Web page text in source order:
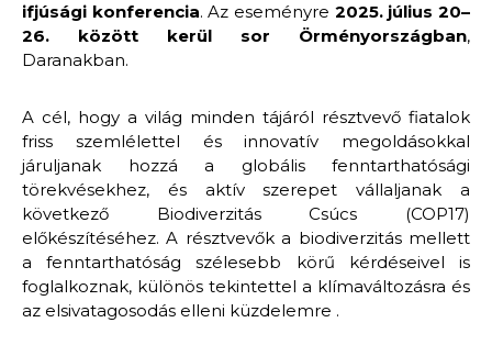
ifjúsági konferencia. Az eseményre 2025. július 20–
26. között kerül sor Örményországban,
Daranakban.
A cél, hogy a világ minden tájáról résztvevő fiatalok
friss szemlélettel és innovatív megoldásokkal
járuljanak hozzá a globális fenntarthatósági
törekvésekhez, és aktív szerepet vállaljanak a
következő Biodiverzitás Csúcs (COP17)
előkészítéséhez. A résztvevők a biodiverzitás mellett
a fenntarthatóság szélesebb körű kérdéseivel is
foglalkoznak, különös tekintettel a klímaváltozásra és
az elsivatagosodás elleni küzdelemre .